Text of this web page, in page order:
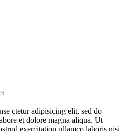
ctetur adipisicing elit, sed do
et dolore magna aliqua. Ut
exercitation ullamco laboris nisi